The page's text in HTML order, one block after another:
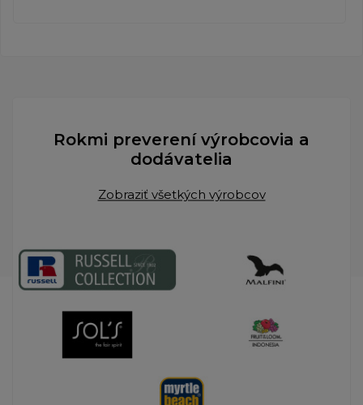
Rokmi preverení výrobcovia a
dodávatelia
Zobraziť všetkých výrobcov